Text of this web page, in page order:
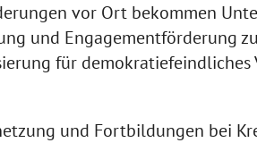
vor Ort bekommen
und Engagementförderung
für demokratiefeindliches
und Fortbildungen bei